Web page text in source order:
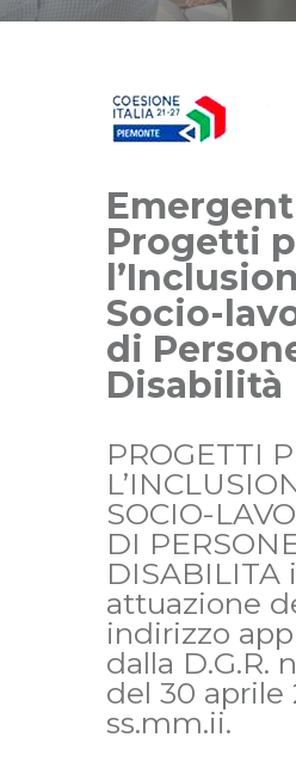
Progetti
Socio-
di
Disabilità
PROGETTI
SOCIO-
DI
DISABILITA
attuazione
indirizzo
dalla D.G.R.
del 30 aprile
ss.mm.ii.